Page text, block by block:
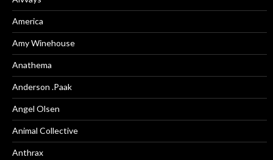
America
Amy Winehouse
Anathema
Anderson .Paak
Angel Olsen
Animal Collective
Anthrax